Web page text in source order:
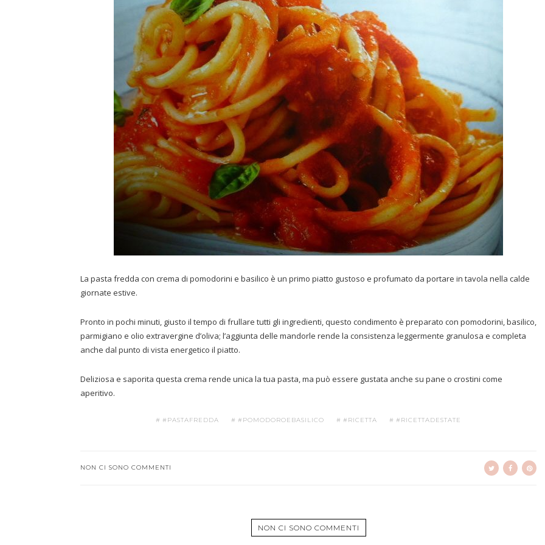
La pasta fredda con crema di pomodorini e basilico è un primo piatto gustoso e profumato da portare in tavola nella calde
giornate estive.
Pronto in pochi minuti, giusto il tempo di frullare tutti gli ingredienti, questo condimento è preparato con pomodorini, basilico,
parmigiano e olio extravergine d’oliva; l’aggiunta delle mandorle rende la consistenza leggermente granulosa e completa
anche dal punto di vista energetico il piatto.
Deliziosa e saporita questa crema rende unica la tua pasta, ma può essere gustata anche su pane o crostini come
aperitivo.
#PASTAFREDDA #POMODOROEBASILICO #RICETTA #RICETTADESTATE
NON CI SONO COMMENTI
NON CI SONO COMMENTI